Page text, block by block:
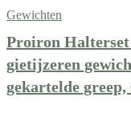
Gewichten
Proiron Halterset
gietijzeren
gekartelde